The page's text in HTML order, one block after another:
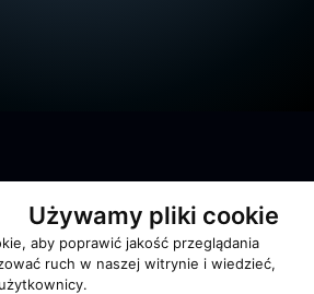
Używamy pliki cookie
aby poprawić jakość przeglądania
ruch w naszej witrynie i wiedzieć,
O zespole
MUZYKA I NUTY